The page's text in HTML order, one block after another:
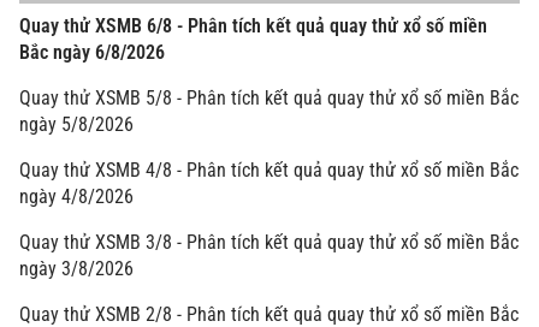
Quay thử XSMB 6/8 - Phân tích kết quả quay thử xổ số miền
Bắc ngày 6/8/2026
Quay thử XSMB 5/8 - Phân tích kết quả quay thử xổ số miền Bắc
ngày 5/8/2026
Quay thử XSMB 4/8 - Phân tích kết quả quay thử xổ số miền Bắc
ngày 4/8/2026
Quay thử XSMB 3/8 - Phân tích kết quả quay thử xổ số miền Bắc
ngày 3/8/2026
Quay thử XSMB 2/8 - Phân tích kết quả quay thử xổ số miền Bắc